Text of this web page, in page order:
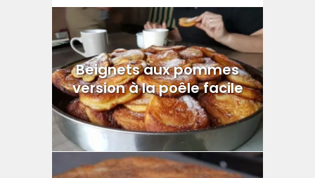
Beignets aux pommes
version à la poêle facile